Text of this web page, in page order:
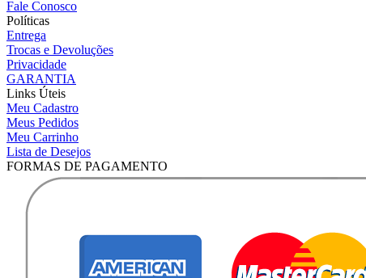
Fale Conosco
Políticas
Entrega
Trocas e Devoluções
Privacidade
GARANTIA
Links Úteis
Meu Cadastro
Meus Pedidos
Meu Carrinho
Lista de Desejos
FORMAS DE PAGAMENTO